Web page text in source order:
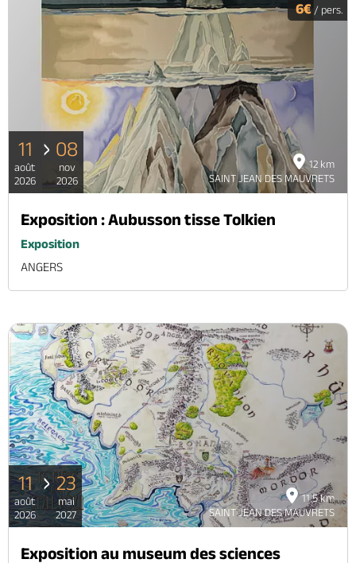
12 km
SAINT JEAN DES MAUVRETS
6€ / pers.
11
août
2026
08
nov
2026
Exposition : Aubusson tisse Tolkien
Exposition
ANGERS
11.5 km
SAINT JEAN DES MAUVRETS
11
août
2026
23
mai
2027
Exposition au museum des sciences